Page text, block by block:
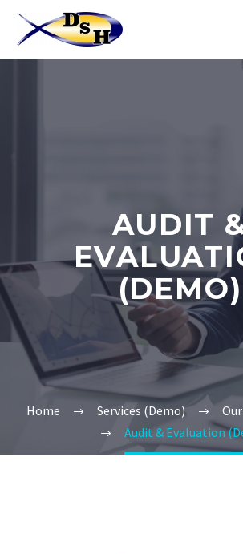
AUDIT
(DEMO)
Home Services (Demo)
Audit & Evaluation